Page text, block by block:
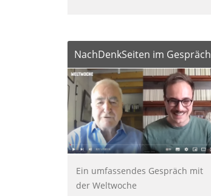
NachDenkSeiten im Gespräch
Ein umfassendes Gespräch mit
der Weltwoche